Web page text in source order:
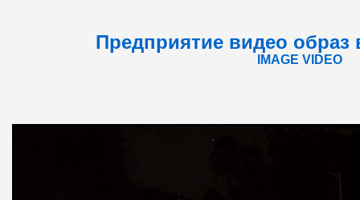
Предприятие видео образ
IMAGE VIDEO